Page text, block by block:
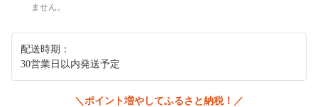
ません。
配送時期：
30営業日以内発送予定
＼ポイント増やしてふるさと納税！／